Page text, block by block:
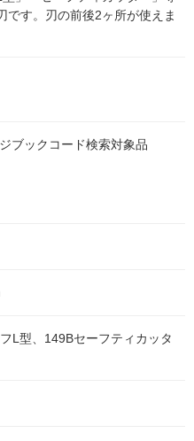
です。刃の前後2ヶ所が使えま
ブックコード検索対象品
L型、149Bセーフティカッタ